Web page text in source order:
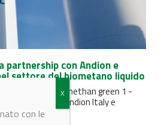
partnership con Andion e
settore del biometano liquido
del 20% di Biomethan green 1 -
controllata da Andion Italy e
con le